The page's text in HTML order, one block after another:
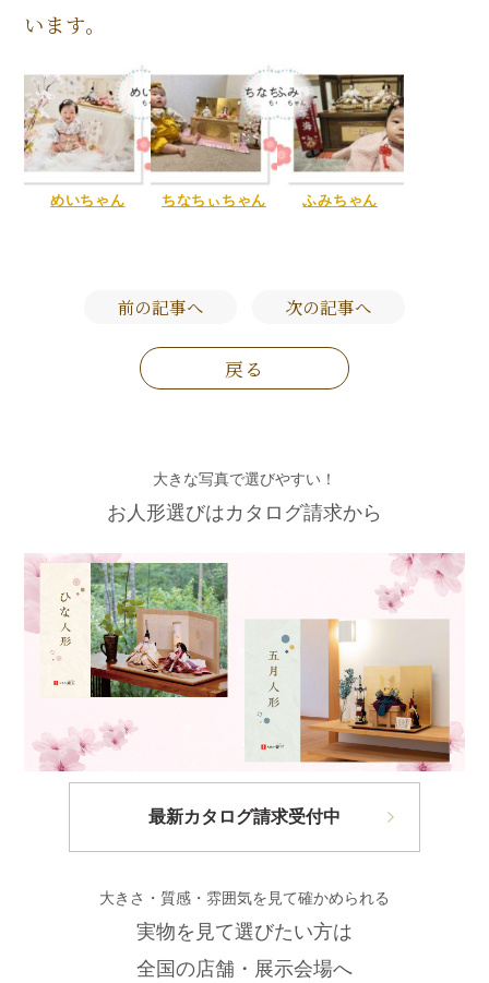
います。
めいちゃん ちなちぃちゃん ふみちゃん
前の記事へ 次の記事へ
戻る
大きな写真で選びやすい！
お人形選びはカタログ請求から
最新カタログ請求受付中
大きさ・質感・雰囲気を見て確かめられる
実物を見て選びたい方は
全国の店舗・展示会場へ